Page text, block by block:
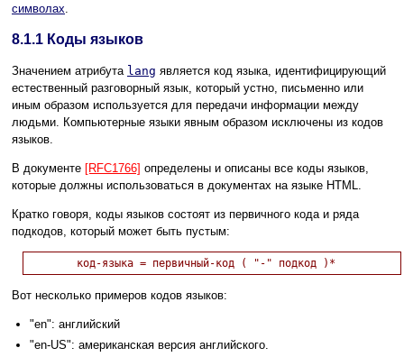
символах
8.1.1 Коды языков
Значением атрибута lang является код языка, идентифицирующий
естественный разговорный язык, который устно, письменно или
иным образом используется для передачи информации между
людьми. Компьютерные языки явным образом исключены из кодов
языков.
В документе [RFC1766] определены и описаны все коды языков,
которые должны использоваться в документах на языке HTML.
Кратко говоря, коды языков состоят из первичного кода и ряда
подкодов, который может быть пустым:
Вот несколько примеров кодов языков:
"en": английский
"en-US": американская версия английского.